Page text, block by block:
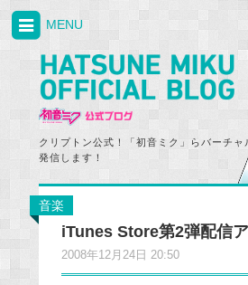
クリプトン公式！「初音ミク」らバーチャ
発信します！
MENU
音楽
iTunes Store第2弾配信
2008年12月24日 20:50